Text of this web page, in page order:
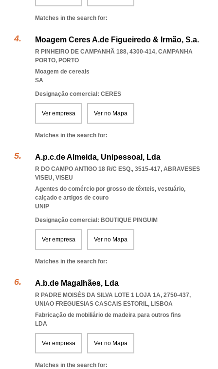
Matches in the search for:
Moagem Ceres A.de Figueiredo & Irmão, S.a.
R PINHEIRO DE CAMPANHÃ 188, 4300-414, CAMPANHA
PORTO, PORTO
Moagem de cereais
SA
Designação comercial: CERES
Ver empresa Ver no Mapa
Matches in the search for:
A.p.c.de Almeida, Unipessoal, Lda
R DO CAMPO ANTIGO 18 R/C ESQ., 3515-417, ABRAVESES
VISEU, VISEU
Agentes do comércio por grosso de têxteis, vestuário,
calçado e artigos de couro
UNIP
Designação comercial: BOUTIQUE PINGUIM
Ver empresa Ver no Mapa
Matches in the search for:
A.b.de Magalhães, Lda
R PADRE MOISÉS DA SILVA LOTE 1 LOJA 1A, 2750-437,
UNIAO FREGUESIAS CASCAIS ESTORIL, LISBOA
Fabricação de mobiliário de madeira para outros fins
LDA
Ver empresa Ver no Mapa
Matches in the search for: